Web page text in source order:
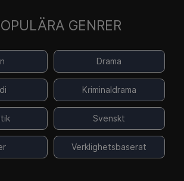
GENRER
Drama
Kriminaldrama
Svenskt
Verklighetsbaserat